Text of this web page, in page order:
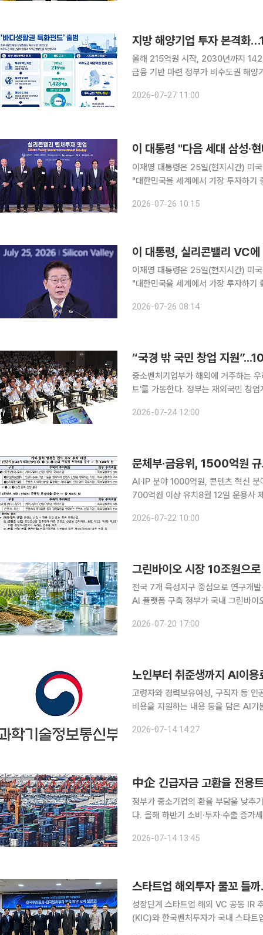
지방 해양기업 투자 본격화
올해 215억원 시작, 2030년까지
금융 기반 마련 정부가 비수도권 해양기업에 집중적으로 투자하는 첫 정책펀드를 출범시켰다. 해양
2026-07-27 11:00
이재명 대통령은 25일(현지시간) 미
"대한민국을 세계에서 가장 투자하기
'실리콘밸리 벤처투자 밋업' 행사 모
2026-07-26 10:15
이 대통령, 실리콘밸리 VC
이재명 대통령은 25일(현지시간) 미
"대한민국을 세계에서 가장 투자하기
'실리콘밸리 벤처투자 밋업' 행사 모
2026-07-26 08:14
“국경 밖 국민 창업 지원
중소벤처기업부가 해외에 거주하는
트'를 가동한다. 정부는 재외국민 창
(SVC) 실리콘밸리에서 'K-파운더스
2026-07-24 12:00
문체부·금융위, 1500억원
AI·IP 분야 1000억원, 콘텐츠 혁신
700억원 이상 유치8월 12일 운용사 제안서 접수하고
인공지능과 지식재산 분야에 1000억
2026-07-22 10:00
그린바이오 시장 10조원으
전국 7개 육성지구 중심으로 연구개
AI 플랫폼 구축 정부가 국내 그린바이오산업 시장 규모를 2031년까지 10조원으로 키운다. 매출
2026-07-20 17:00
노인부터 취준생까지 AI이
고령자와 경력보유여성, 구직자 등
비용을 지원하는 내용 등을 담은 AI기본법
령' 개정안이 국무회의를 통과
2026-07-14 14:27
정부가 중소기업의 환율 부담을 낮추
다. 올해 하반기 소비·투자·수출 증
는 재정경제부 등 관계부처 합동으로
2026-07-14 13:45
스타트업 해외투자 물꼬 틀
성장단계 스타트업 해외 VC 공동 IR 추진업
(KIC)와 한국벤처투자가 국내 스타트